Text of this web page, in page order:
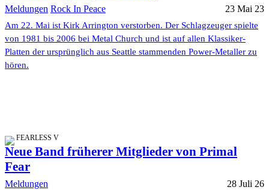
Meldungen Rock In Peace 23 Mai 23
Am 22. Mai ist Kirk Arrington verstorben. Der Schlagzeuger spielte
von 1981 bis 2006 bei Metal Church und ist auf allen Klassiker-
Platten der ursprünglich aus Seattle stammenden Power-Metaller zu
hören.
FEARLESS V
Neue Band früherer Mitglieder von Primal
Fear
Meldungen 28 Juli 26